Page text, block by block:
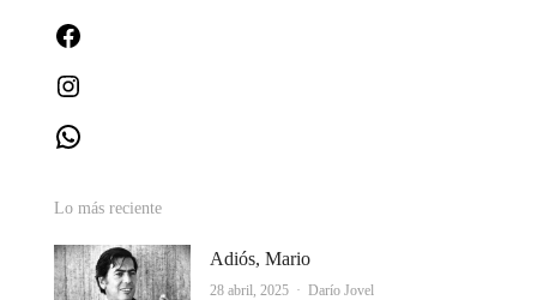
Lo más reciente
Adiós, Mario
28 abril, 2025 Autor
Darío Jovel